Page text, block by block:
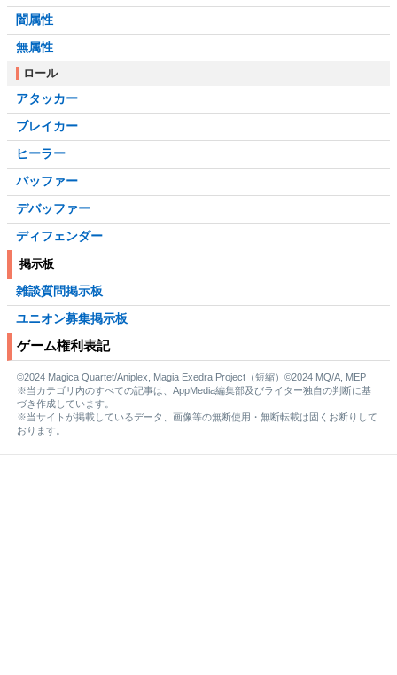
闇属性
無属性
ロール
アタッカー
ブレイカー
ヒーラー
バッファー
デバッファー
ディフェンダー
掲示板
雑談質問掲示板
ユニオン募集掲示板
ゲーム権利表記
©2024 Magica Quartet/Aniplex, Magia Exedra Project（短縮）©2024 MQ/A, MEP
※当カテゴリ内のすべての記事は、AppMedia編集部及びライター独自の判断に基
づき作成しています。
※当サイトが掲載しているデータ、画像等の無断使用・無断転載は固くお断りして
おります。